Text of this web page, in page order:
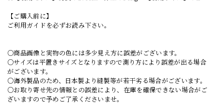
【ご購入前に】
ご利用ガイドを必ずお読み下さい。
○商品画像と実物の色には多少見え方に誤差がございます。
○サイズは平置きサイズとなりますので測り方により誤差が出る場合
がございます。
○海外製品のため、日本製より縫製等が若干劣る場合がございます。
○お取り寄せ先の情報との誤差により、在庫を確保できない場合がご
ざいますので予めご了承くださいませ。